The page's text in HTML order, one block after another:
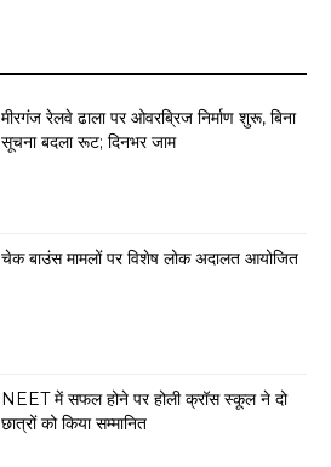
मीरगंज रेलवे ढाला पर ओवरब्रिज निर्माण शुरू, बिना
सूचना बदला रूट; दिनभर जाम
चेक बाउंस मामलों पर विशेष लोक अदालत आयोजित
NEET में सफल होने पर होली क्रॉस स्कूल ने दो
छात्रों को किया सम्मानित